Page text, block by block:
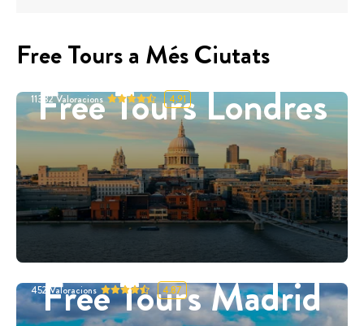
Free Tours a Més Ciutats
Free Tours Londres
11332Valoracions 4.91
Free Tours Madrid
452 Valoracions 4.87